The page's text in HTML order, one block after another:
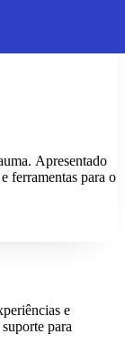
Apresentado
ferramentas para o
e
para